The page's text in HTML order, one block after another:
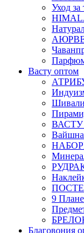
Уход за
Васту оптом
9
Благовония